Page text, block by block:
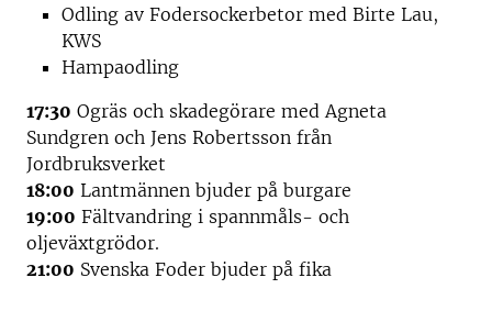
Odling av Fodersockerbetor med Birte Lau,
KWS
Hampaodling
17:30 Ogräs och skadegörare med Agneta
Sundgren och Jens Robertsson från
Jordbruksverket
18:00 Lantmännen bjuder på burgare
19:00 Fältvandring i spannmåls- och
oljeväxtgrödor.
21:00 Svenska Foder bjuder på fika